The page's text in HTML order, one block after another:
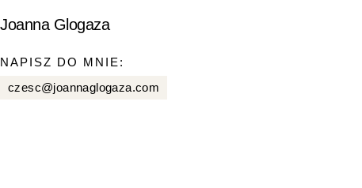
Joanna Glogaza
NAPISZ DO MNIE:
czesc@joannaglogaza.com